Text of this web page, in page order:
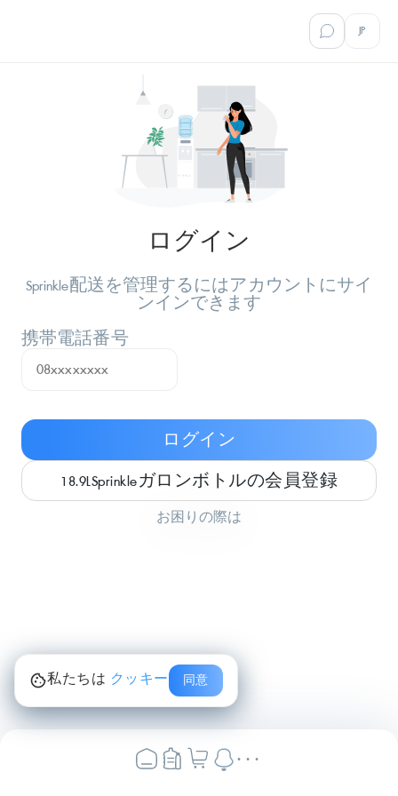
JP
ログイン
Sprinkle配送を管理するにはアカウントにサイ
ンインできます
携帯電話番号
ログイン
18.9LSprinkleガロンボトルの会員登録
お困りの際は
...
私たちは クッキー 同意